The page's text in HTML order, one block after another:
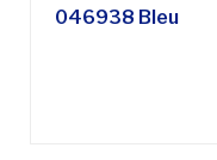
046938 Bleu